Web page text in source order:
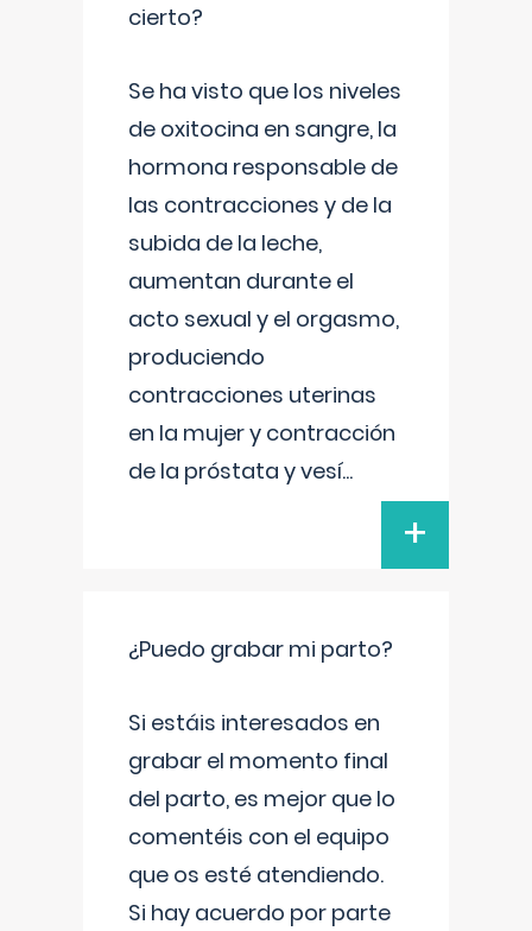
cierto?
Se ha visto que los niveles
de oxitocina en sangre, la
hormona responsable de
las contracciones y de la
subida de la leche,
aumentan durante el
acto sexual y el orgasmo,
produciendo
contracciones uterinas
en la mujer y contracción
de la próstata y vesí...
+
¿Puedo grabar mi parto?
Si estáis interesados en
grabar el momento final
del parto, es mejor que lo
comentéis con el equipo
que os esté atendiendo.
Si hay acuerdo por parte